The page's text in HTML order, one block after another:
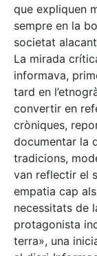
que expliquen
sempre en la
societat
La mirada
informava,
tard en
convertir en
cròniques,
documentar la
tradicions,
van reflectir el
empatia cap
necessitats de
protagonista
terra», una